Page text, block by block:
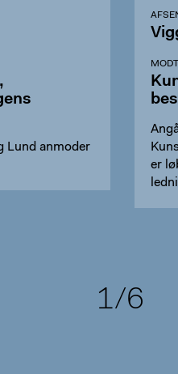
Lund anmoder
er
1/6